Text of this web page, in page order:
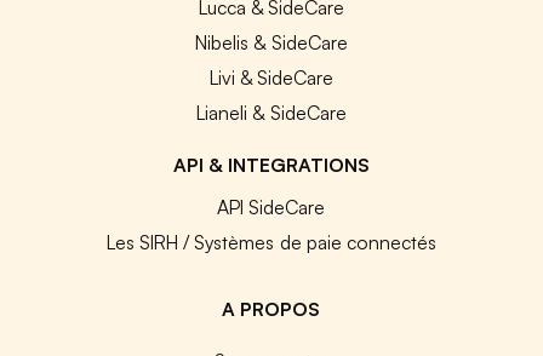
Lucca & SideCare
Nibelis & SideCare
Livi & SideCare
Lianeli & SideCare
API & INTEGRATIONS
API SideCare
Les SIRH / Systèmes de paie connectés
A PROPOS